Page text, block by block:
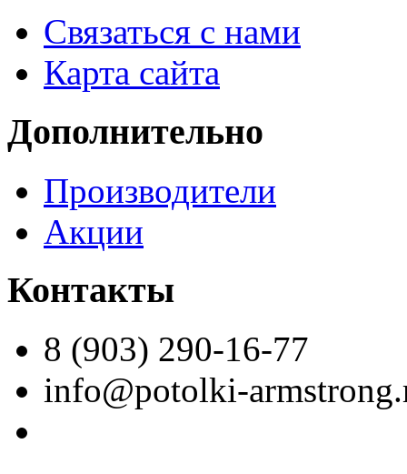
Связаться с нами
Карта сайта
Дополнительно
Производители
Акции
Контакты
8 (903) 290-16-77
info@potolki-